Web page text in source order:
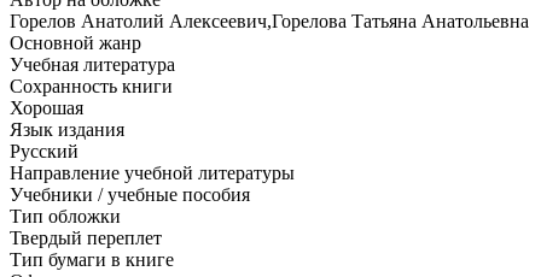
Горелов Анатолий Алексеевич,Горелова Татьяна Анатольевна
Основной жанр
Учебная литература
Сохранность книги
Хорошая
Язык издания
Русский
Направление учебной литературы
Учебники / учебные пособия
Тип обложки
Твердый переплет
Тип бумаги в книге